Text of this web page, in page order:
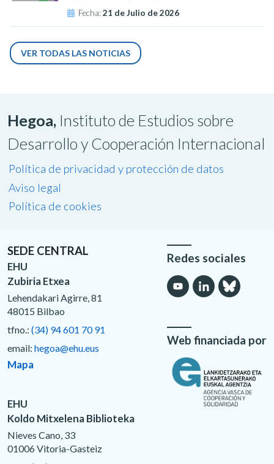
Fecha:21 de Julio de 2026
VER TODAS LAS NOTICIAS
Hegoa, Instituto de Estudios sobre
Desarrollo y Cooperación Internacional
Política de privacidad y protección de datos
Aviso legal
Política de cookies
SEDE CENTRAL
EHU
Zubiria Etxea
Lehendakari Agirre, 81
48015 Bilbao
tfno.: (34) 94 601 70 91
email: hegoa@ehu.eus
Mapa
EHU
Koldo Mitxelena Biblioteka
Nieves Cano, 33
01006 Vitoria-Gasteiz
Redes sociales
Web financiada por